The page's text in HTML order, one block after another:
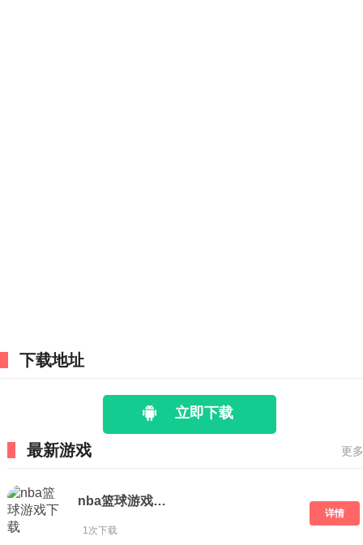
下载地址
立即下载
最新游戏 更
nba篮球游戏下载
1次下载
详情